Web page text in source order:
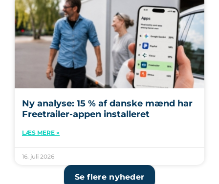
Ny analyse: 15 % af danske mænd har
Freetrailer-appen installeret
LÆS MERE »
16. juli 2026
Se flere nyheder